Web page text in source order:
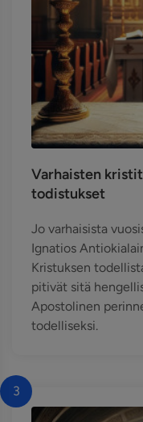
Varhaisten
todistukset
Jo varhaisista
Ignatios
Kristuksen
pitivät sitä
Apostolinen
todelliseksi.
3